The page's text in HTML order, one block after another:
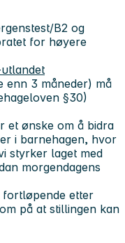
B2 og
for høyere
enn 3 måneder) må
§30)
et ønske om å bidra
i barnehagen, hvor
styrker laget med
morgendagens
etter
på at stillingen kan